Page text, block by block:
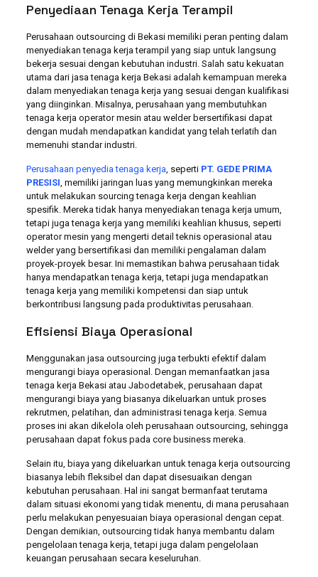
Penyediaan Tenaga Kerja Terampil
Perusahaan outsourcing di Bekasi memiliki peran penting dalam
menyediakan tenaga kerja terampil yang siap untuk langsung
bekerja sesuai dengan kebutuhan industri. Salah satu kekuatan
utama dari jasa tenaga kerja Bekasi adalah kemampuan mereka
dalam menyediakan tenaga kerja yang sesuai dengan kualifikasi
yang diinginkan. Misalnya, perusahaan yang membutuhkan
tenaga kerja operator mesin atau welder bersertifikasi dapat
dengan mudah mendapatkan kandidat yang telah terlatih dan
memenuhi standar industri.
Perusahaan penyedia tenaga kerja , seperti PT. GEDE PRIMA
PRESISI , memiliki jaringan luas yang memungkinkan mereka
untuk melakukan sourcing tenaga kerja dengan keahlian
spesifik. Mereka tidak hanya menyediakan tenaga kerja umum,
tetapi juga tenaga kerja yang memiliki keahlian khusus, seperti
operator mesin yang mengerti detail teknis operasional atau
welder yang bersertifikasi dan memiliki pengalaman dalam
proyek-proyek besar. Ini memastikan bahwa perusahaan tidak
hanya mendapatkan tenaga kerja, tetapi juga mendapatkan
tenaga kerja yang memiliki kompetensi dan siap untuk
berkontribusi langsung pada produktivitas perusahaan.
Efisiensi Biaya Operasional
Menggunakan jasa outsourcing juga terbukti efektif dalam
mengurangi biaya operasional. Dengan memanfaatkan jasa
tenaga kerja Bekasi atau Jabodetabek, perusahaan dapat
mengurangi biaya yang biasanya dikeluarkan untuk proses
rekrutmen, pelatihan, dan administrasi tenaga kerja. Semua
proses ini akan dikelola oleh perusahaan outsourcing, sehingga
perusahaan dapat fokus pada core business mereka.
Selain itu, biaya yang dikeluarkan untuk tenaga kerja outsourcing
biasanya lebih fleksibel dan dapat disesuaikan dengan
kebutuhan perusahaan. Hal ini sangat bermanfaat terutama
dalam situasi ekonomi yang tidak menentu, di mana perusahaan
perlu melakukan penyesuaian biaya operasional dengan cepat.
Dengan demikian, outsourcing tidak hanya membantu dalam
pengelolaan tenaga kerja, tetapi juga dalam pengelolaan
keuangan perusahaan secara keseluruhan.